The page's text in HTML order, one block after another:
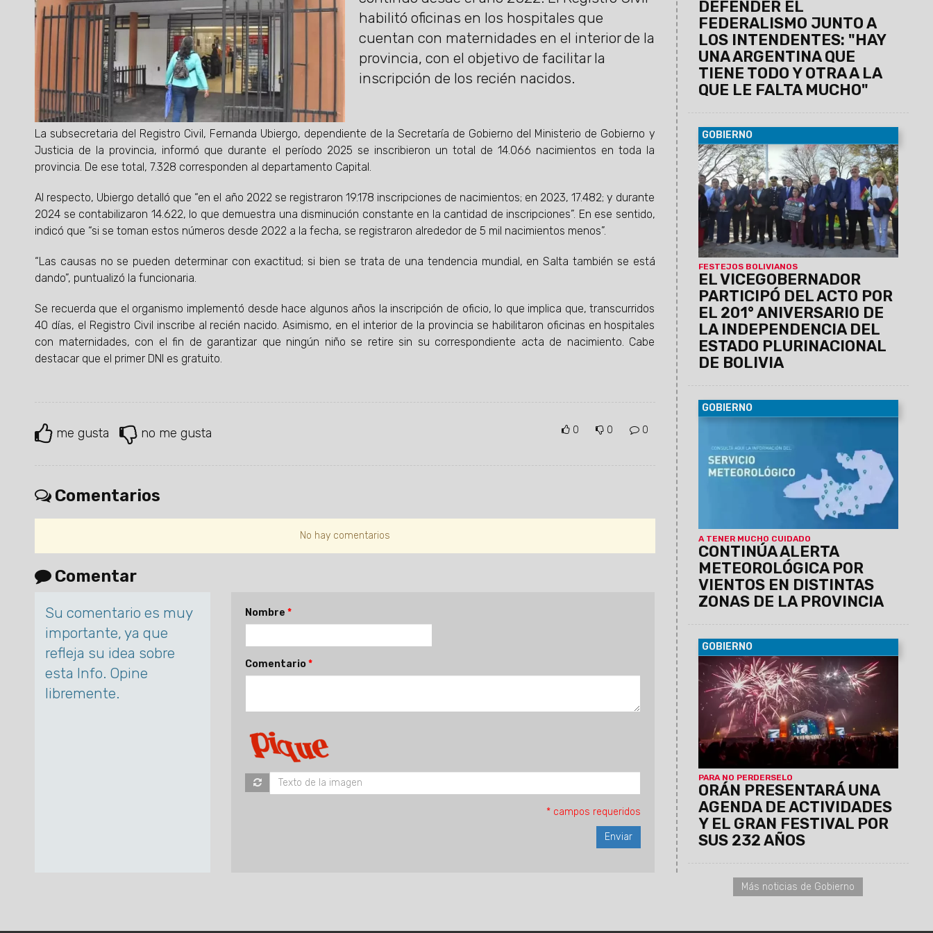
habilitó oficinas en los hospitales que
cuentan con maternidades en el interior de la
provincia, con el objetivo de facilitar la
inscripción de los recién nacidos.
La subsecretaria del Registro Civil, Fernanda Ubiergo, dependiente de la Secretaría de Gobierno del Ministerio de Gobierno y
Justicia de la provincia, informó que durante el período 2025 se inscribieron un total de 14.066 nacimientos en toda la
provincia. De ese total, 7.328 corresponden al departamento Capital.
Al respecto, Ubiergo detalló que “en el año 2022 se registraron 19.178 inscripciones de nacimientos; en 2023, 17.482; y durante
2024 se contabilizaron 14.622, lo que demuestra una disminución constante en la cantidad de inscripciones”. En ese sentido,
indicó que “si se toman estos números desde 2022 a la fecha, se registraron alrededor de 5 mil nacimientos menos”.
“Las causas no se pueden determinar con exactitud; si bien se trata de una tendencia mundial, en Salta también se está
dando”, puntualizó la funcionaria.
Se recuerda que el organismo implementó desde hace algunos años la inscripción de oficio, lo que implica que, transcurridos
40 días, el Registro Civil inscribe al recién nacido. Asimismo, en el interior de la provincia se habilitaron oficinas en hospitales
con maternidades, con el fin de garantizar que ningún niño se retire sin su correspondiente acta de nacimiento. Cabe
destacar que el primer DNI es gratuito.
me gusta no me gusta 0 0 0
Comentarios
No hay comentarios
Comentar
Su comentario es muy
importante, ya que
refleja su idea sobre
esta Info. Opine
libremente.
Nombre
Comentario
* campos requeridos
DEFENDER EL
FEDERALISMO JUNTO A
LOS INTENDENTES: "HAY
UNA ARGENTINA QUE
TIENE TODO Y OTRA A LA
QUE LE FALTA MUCHO"
GOBIERNO
FESTEJOS BOLIVIANOS
EL VICEGOBERNADOR
PARTICIPÓ DEL ACTO POR
EL 201° ANIVERSARIO DE
LA INDEPENDENCIA DEL
ESTADO PLURINACIONAL
DE BOLIVIA
07/08/2026
Antonio Marocco
acompañó la conmemoración del
Consulado de Bolivia en Salta, donde se
destacó la histórica hermandad entre
ambos pueblos y el aporte de la
comunidad boliviana al desarrollo de la
provincia.
GOBIERNO
A TENER MUCHO CUIDADO
CONTINÚA ALERTA
METEOROLÓGICA POR
VIENTOS EN DISTINTAS
ZONAS DE LA PROVINCIA
la jornada de hoy jueves.
GOBIERNO
PARA NO PERDERSELO
ORÁN PRESENTARÁ UNA
AGENDA DE ACTIVIDADES
Y EL GRAN FESTIVAL POR
SUS 232 AÑOS
06/08/2026 La conferencia de prensa
se llevará a cabo este jueves 6 de
agosto, a las 11:30, en el Centro Cultural
América de Salta.
Más noticias de Gobierno